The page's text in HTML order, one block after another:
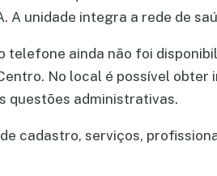
A unidade integra a rede de
telefone ainda não foi
No local é possível obter
questões administrativas.
cadastro, serviços,